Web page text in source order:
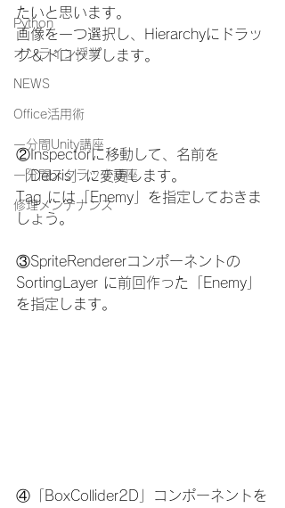
Python
オンライン授業
NEWS
Office活用術
一分間Unity講座
一分間スクラッチ講座
修理メンテナンス
たいと思います。
画像を一つ選択し、Hierarchyにドラッ
グ＆ドロップします。
②Inspectorに移動して、名前を
「Debris」に変更します。
Tag には「Enemy」を指定しておきま
しょう。
③SpriteRendererコンポーネントの
SortingLayer に前回作った「Enemy」
を指定します。
④「BoxCollider2D」コンポーネントを